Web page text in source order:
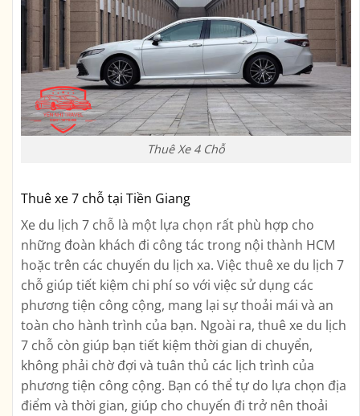
Thuê Xe 4 Chỗ
Thuê xe 7 chỗ tại Tiền Giang
Xe du lịch 7 chỗ là một lựa chọn rất phù hợp cho
những đoàn khách đi công tác trong nội thành HCM
hoặc trên các chuyến du lịch xa. Việc thuê xe du lịch 7
chỗ giúp tiết kiệm chi phí so với việc sử dụng các
phương tiện công cộng, mang lại sự thoải mái và an
toàn cho hành trình của bạn. Ngoài ra, thuê xe du lịch
7 chỗ còn giúp bạn tiết kiệm thời gian di chuyển,
không phải chờ đợi và tuân thủ các lịch trình của
phương tiện công cộng. Bạn có thể tự do lựa chọn địa
điểm và thời gian, giúp cho chuyến đi trở nên thoải